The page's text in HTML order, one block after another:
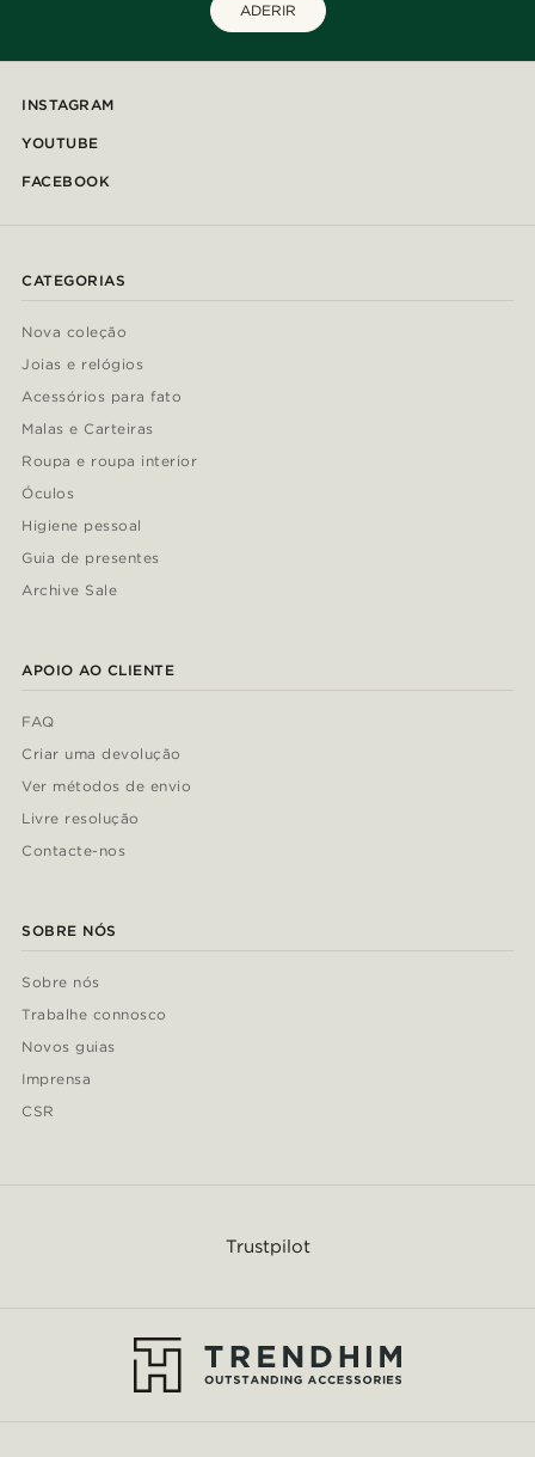
ADERIR
INSTAGRAM
YOUTUBE
FACEBOOK
CATEGORIAS
Nova coleção
Joias e relógios
Acessórios para fato
Malas e Carteiras
Roupa e roupa interior
Óculos
Higiene pessoal
Guia de presentes
Archive Sale
APOIO AO CLIENTE
FAQ
Criar uma devolução
Ver métodos de envio
Livre resolução
Contacte-nos
SOBRE NÓS
Sobre nós
Trabalhe connosco
Novos guias
Imprensa
CSR
Trustpilot